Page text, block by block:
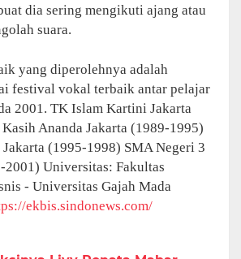
dia sering mengikuti ajang atau
suara.
yang diperolehnya adalah
festival vokal terbaik antar pelajar
2001. TK Islam Kartini Jakarta
Ananda Jakarta (1989-1995)
Jakarta (1995-1998) SMA Negeri 3
2001) Universitas: Fakultas
- Universitas Gajah Mada
ekbis.sindonews.com/